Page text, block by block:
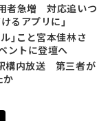
者急増 対応追いつ
るアプリに」
」こと宮本佳林さ
ントに登壇へ
構内放送 第三者が
か